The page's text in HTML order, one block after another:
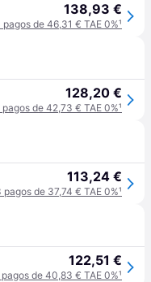
138,93 €
pagos de 46,31 € TAE 0%¹
128,20 €
pagos de 42,73 € TAE 0%¹
113,24 €
pagos de 37,74 € TAE 0%¹
122,51 €
de 40,83 € TAE 0%¹